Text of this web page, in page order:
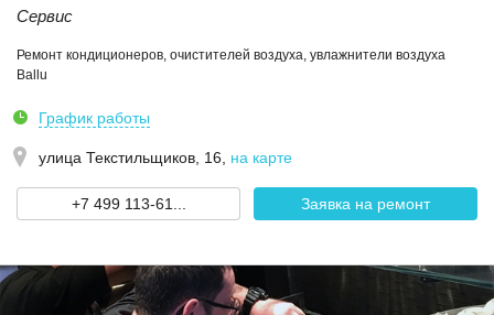
Сервис
Ремонт кондиционеров, очистителей воздуха, увлажнители воздуха
Ballu
График работы
улица Текстильщиков, 16 на карте
+7 499 113-61... Заявка на ремонт